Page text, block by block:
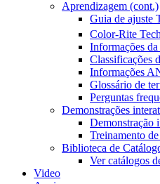
Aprendizagem (cont.)
Guia de ajuste
Color-Rite
Informações da
Classificações
Informações
Glossário de
Perguntas
Demonstrações
Demonstração
Treinamento
Biblioteca de
Ver catálogos
Video